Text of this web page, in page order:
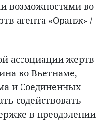
возможностями во
агента «Оранж» /
ассоциации жертв
во Вьетнаме,
и Соединенных
содействовать
в преодолении